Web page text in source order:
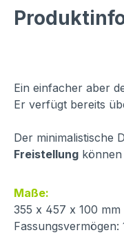
Ein einfacher aber
Er verfügt bereits
Der minimalistische
Freistellung können
Maße:
355 x 457 x 100
Fassungsvermögen: